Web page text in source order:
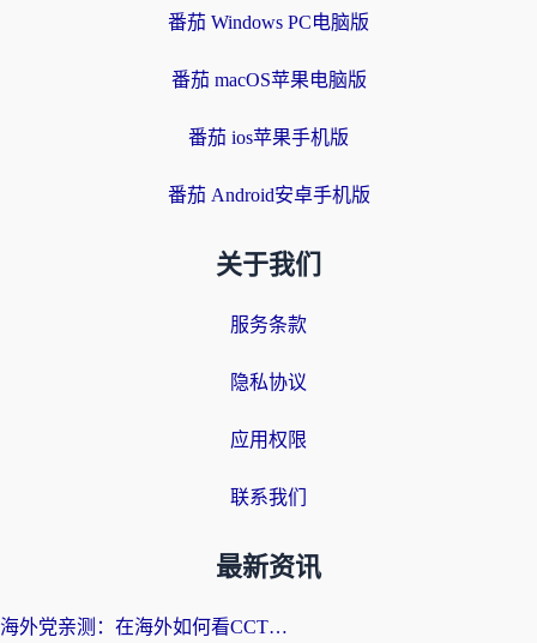
番茄 Windows PC电脑版
番茄 macOS苹果电脑版
番茄 ios苹果手机版
番茄 Android安卓手机版
关于我们
服务条款
隐私协议
应用权限
联系我们
最新资讯
海外党亲测：在海外如何看CCTV？告别“仅限大陆播放”的实用指南